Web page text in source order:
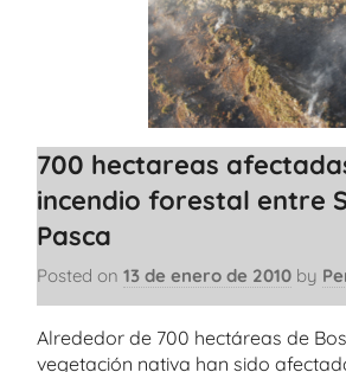
700 hectareas
incendio forestal entre
Pasca
Posted on 13 de enero de 2010 by
Alrededor de 700 hectáreas de
vegetación nativa han sido